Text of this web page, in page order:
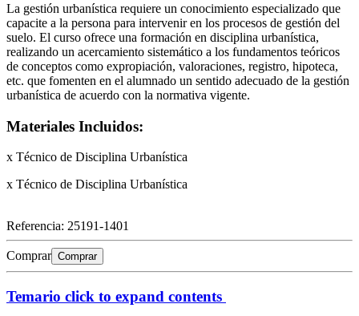
La gestión urbanística requiere un conocimiento especializado que
capacite a la persona para intervenir en los procesos de gestión del
suelo. El curso ofrece una formación en disciplina urbanística,
realizando un acercamiento sistemático a los fundamentos teóricos
de conceptos como expropiación, valoraciones, registro, hipoteca,
etc. que fomenten en el alumnado un sentido adecuado de la gestión
urbanística de acuerdo con la normativa vigente.
Materiales Incluidos:
x Técnico de Disciplina Urbanística
x Técnico de Disciplina Urbanística
Referencia: 25191-1401
Comprar Comprar
Temario click to expand contents